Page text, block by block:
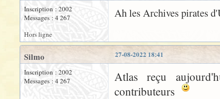
Inscription : 2002
Messages : 4 267
Ah les Archives pirates
Hors ligne
27-08-2022 18:41
Silmo
Inscription : 2002
Messages : 4 267
Atlas reçu
contributeurs